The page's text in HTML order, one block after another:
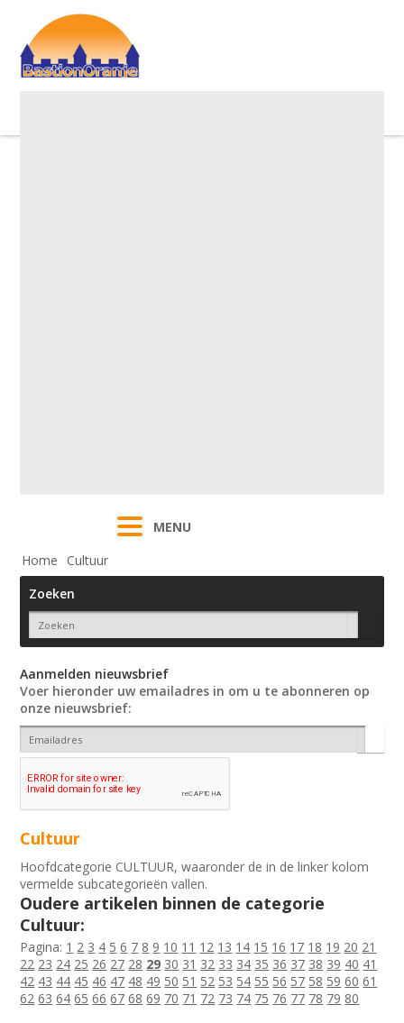
MENU
Home
Cultuur
Zoeken
Aanmelden nieuwsbrief
Voer hieronder uw emailadres in om u te abonneren op
onze nieuwsbrief:
Cultuur
Hoofdcategorie CULTUUR, waaronder de in de linker kolom
vermelde subcategorieën vallen.
Oudere artikelen binnen de categorie
Cultuur:
Pagina: 1 2 3 4 5 6 7 8 9 10 11 12 13 14 15 16 17 18 19 20 21
22 23 24 25 26 27 28 29 30 31 32 33 34 35 36 37 38 39 40 41
42 43 44 45 46 47 48 49 50 51 52 53 54 55 56 57 58 59 60 61
62 63 64 65 66 67 68 69 70 71 72 73 74 75 76 77 78 79 80